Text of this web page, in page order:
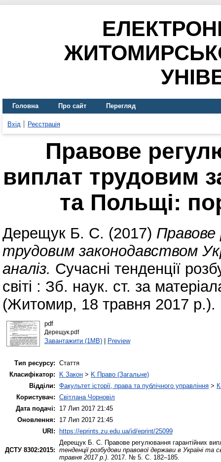
Головна Про сайт Перегляд
Вхід Реєстрація
Правове
виплат трудовим
та Польщі:
Дерещук Б. С. (2017) Правове
трудовим законодавством
аналіз. Сучасні тенденції
світі : Зб. наук. ст. за
(Житомир, 18 травня 2017
pdf
Дерещук.pdf
Завантажити (1MB)| Preview
Тип ресурсу: Стаття
Класифікатор:
K Закон > K Право (Загальне)
Відділи: Факультет історії, права та публічного управління >
Користувач: Світлана Чорновіл
Дата подачі:
17 Лип 2017 21:45
Оновлення:
17 Лип 2017 21:45
URI:
https://eprints.zu.edu.ua/id/eprint/25099
ДСТУ 8302:2015:
Дерещук Б. С. Правове регулювання гарантійних
тенденції розбудови правової держави в Україні
травня 2017 р.). 2017. № 5. С. 182–185.